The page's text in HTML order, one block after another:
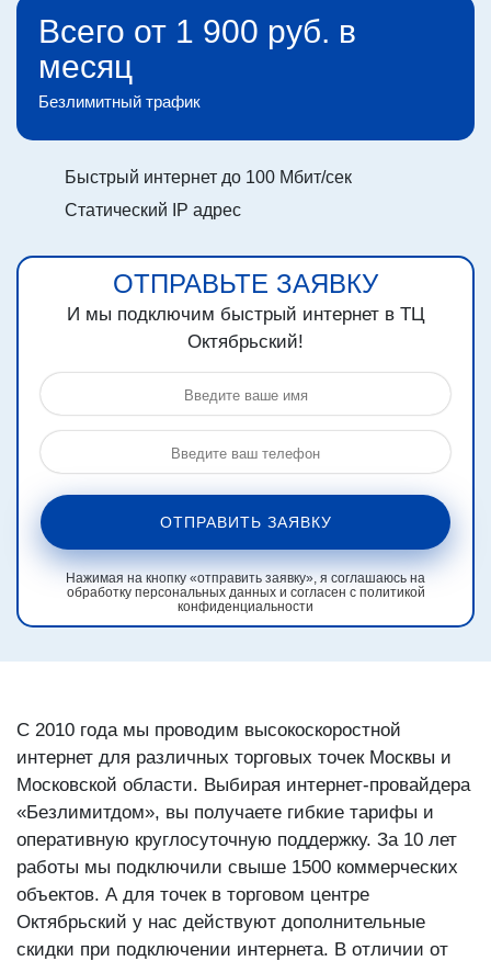
Всего от 1 900 руб. в
месяц
Безлимитный трафик
Быстрый интернет до 100 Мбит/сек
Статический IP адрес
ОТПРАВЬТЕ ЗАЯВКУ
И мы подключим быстрый интернет в ТЦ
Октябрьский!
ОТПРАВИТЬ ЗАЯВКУ
Нажимая на кнопку «отправить заявку», я соглашаюсь на
обработку персональных данных и согласен с политикой
конфиденциальности
С 2010 года мы проводим высокоскоростной
интернет для различных торговых точек Москвы и
Московской области. Выбирая интернет-провайдера
«Безлимитдом», вы получаете гибкие тарифы и
оперативную круглосуточную поддержку. За 10 лет
работы мы подключили свыше 1500 коммерческих
объектов. А для точек в торговом центре
Октябрьский у нас действуют дополнительные
скидки при подключении интернета. В отличии от